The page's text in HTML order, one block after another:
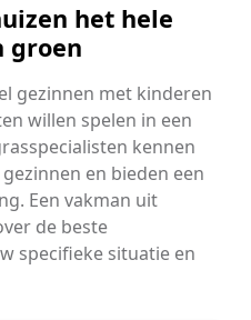
het hele
groen
gezinnen met kinderen
willen spelen in een
kennen
en bieden een
Een vakman uit
de beste
specifieke situatie en